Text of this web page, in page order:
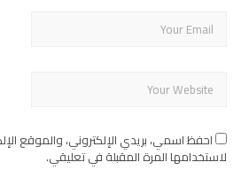
احفظ اسمي، بريدي الإلكتروني، والموقع
لاستخدامها المرة المقبلة في تعليقي.